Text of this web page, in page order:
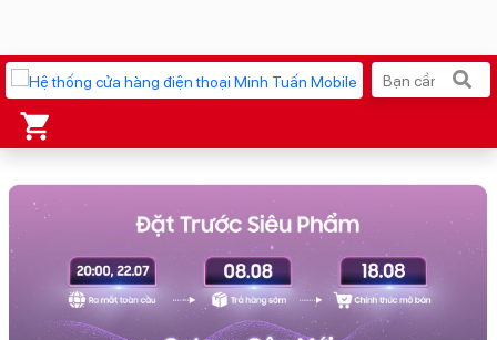
iPhone 17 Pro Max MacBook Neo giá tốt
AirTag 2 Mới Galaxy Z8 Series
AirPods 4 OPPO Reno16